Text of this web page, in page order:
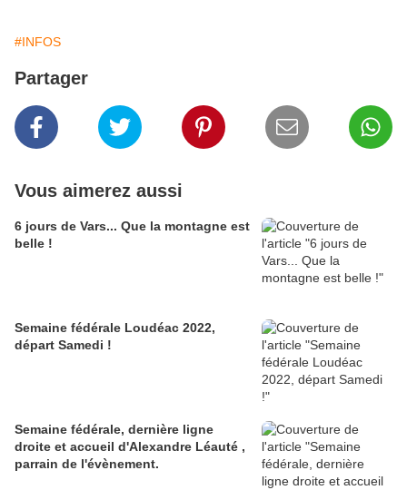
#INFOS
Partager
Vous aimerez aussi
6 jours de Vars... Que la montagne est
belle !
Semaine fédérale Loudéac 2022,
départ Samedi !
Semaine fédérale, dernière ligne
droite et accueil d'Alexandre Léauté ,
parrain de l'évènement.